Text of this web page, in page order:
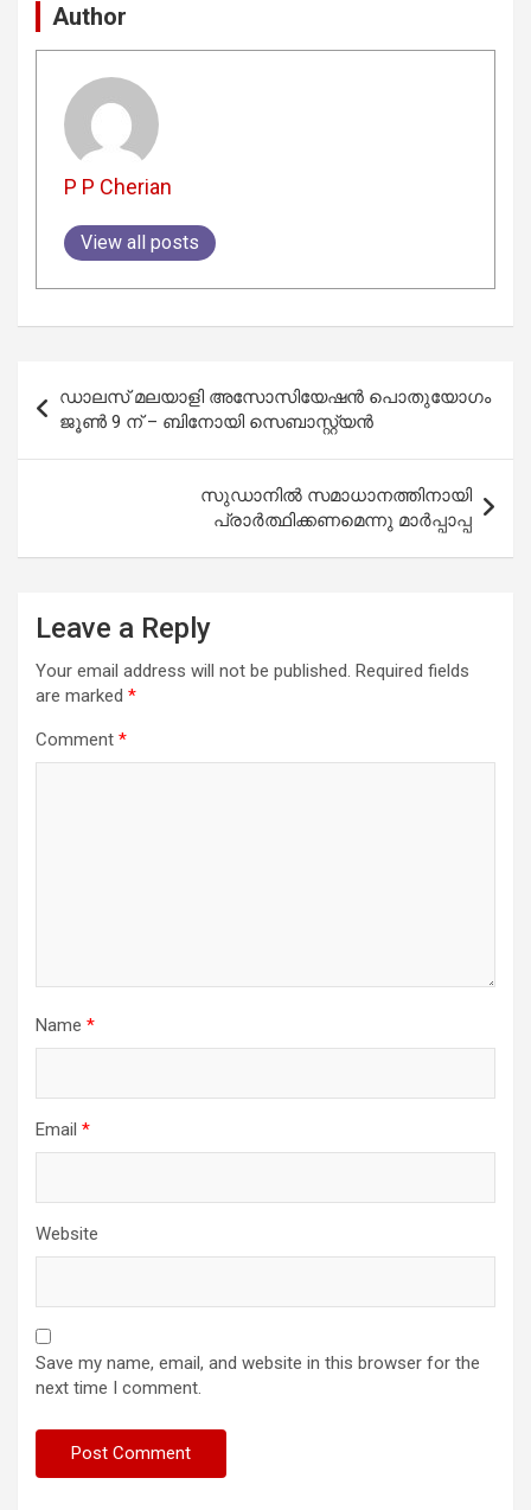
Author
P P Cherian
View all posts
navigation
ഡാലസ് മലയാളി അസോസിയേഷൻ പൊതുയോഗം
ജൂൺ 9 ന് – ബിനോയി സെബാസ്റ്റ്യൻ
സുഡാനിൽ സമാധാനത്തിനായി
പ്രാർത്ഥിക്കണമെന്നു മാർപ്പാപ്പ
Leave a Reply
Your email address will not be published. Required fields
are marked *
Comment *
Name *
Email *
Website
Save my name, email, and website in this browser for the
next time I comment.